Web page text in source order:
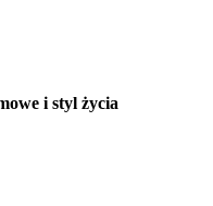
i styl życia